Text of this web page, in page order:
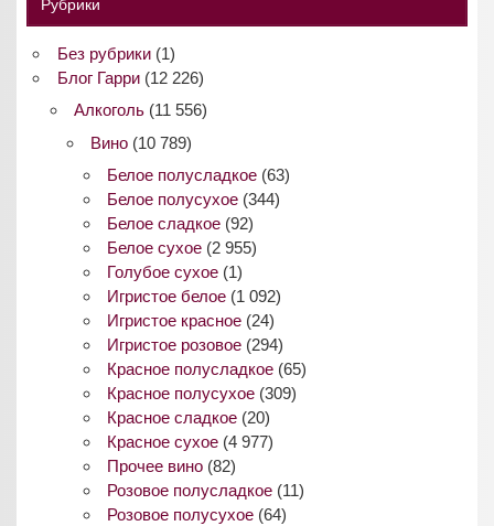
Рубрики
Без рубрики(1)
Блог Гарри(12 226)
Алкоголь(11 556)
Вино(10 789)
Белое полусладкое (63)
Белое полусухое (344)
Белое сладкое (92)
Белое сухое (2 955)
Голубое сухое (1)
Игристое белое (1 092)
Игристое красное (24)
Игристое розовое (294)
Красное полусладкое (65)
Красное полусухое (309)
Красное сладкое (20)
Красное сухое (4 977)
Прочее вино (82)
Розовое полусладкое (11)
Розовое полусухое (64)